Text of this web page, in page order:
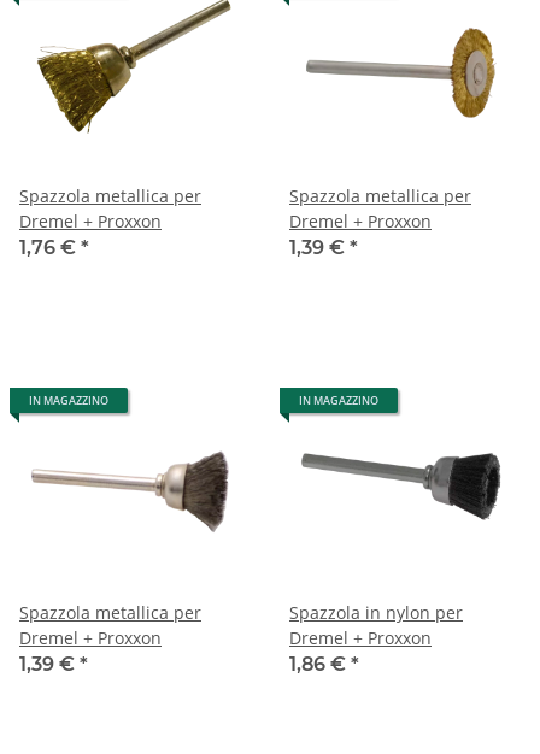
Spazzola metallica per
Dremel + Proxxon
1,76 € *
Spazzola metallica per
Dremel + Proxxon
1,39 € *
IN MAGAZZINO
Spazzola metallica per
Dremel + Proxxon
1,39 € *
IN MAGAZZINO
Spazzola in nylon per
Dremel + Proxxon
1,86 € *